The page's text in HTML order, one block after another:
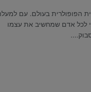
הפופולרית בעולם. עם
לכל אדם שמחשיב את עצמו